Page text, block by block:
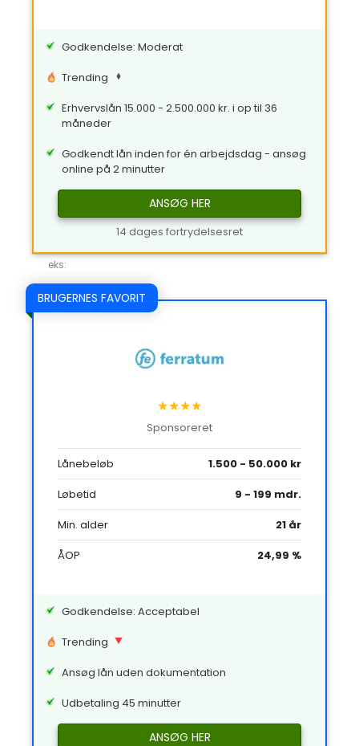
Godkendelse: Moderat
Trending
Erhvervslån 15.000 - 2.500.000 kr. i op til 36
måneder
Godkendt lån inden for én arbejdsdag - ansøg
online på 2 minutter
ANSØG HER
14 dages fortrydelsesret
eks:
BRUGERNES FAVORIT
★★★★
Sponsoreret
Lånebeløb
1.500 - 50.000 kr
Løbetid
9 - 199 mdr.
Min. alder
21 år
ÅOP
24,99 %
Godkendelse: Acceptabel
Trending
Ansøg lån uden dokumentation
Udbetaling 45 minutter
ANSØG HER